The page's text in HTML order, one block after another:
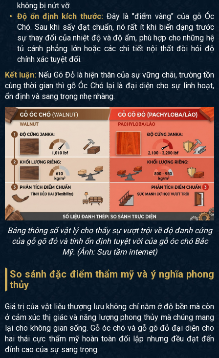
không bị nứt vỡ.
Độ ổn định kích thước:Đây là "điểm vàng" của gỗ Óc
Chó. Sau khi sấy đạt chuẩn, nó rất ít khi biến dạng trước
sự thay đổi của nhiệt độ và độ ẩm, phù hợp cho những hệ
tủ cánh phẳng lớn hoặc các chi tiết nội thất đòi hỏi độ
chính xác tuyệt đối.
Kết luận: Nếu Gõ Đỏ là hiện thân của sự vững chãi, trường tồn
cùng thời gian thì gỗ Óc Chó lại là đại diện cho sự linh hoạt,
ổn định và sang trọng nhẹ nhàng.
Bảng thông số vật lý cho thấy sự vượt trội về độ đanh cứng
của gỗ gõ đỏ và tính ổn định tuyệt vời của gỗ óc chó Bắc
Mỹ. (Ảnh: Sưu tầm internet)
So sánh đặc điểm thẩm mỹ và ý nghĩa phong
thủy
Giá trị của vật liệu thượng lưu không chỉ nằm ở độ bền mà còn
ở cảm xúc thị giác và năng lượng phong thủy mà chúng mang
lại cho không gian sống. Gỗ óc chó và gỗ gõ đỏ đại diện cho
hai thái cực thẩm mỹ hoàn toàn đối lập nhưng đều đạt đến
đỉnh cao của sự sang trọng: